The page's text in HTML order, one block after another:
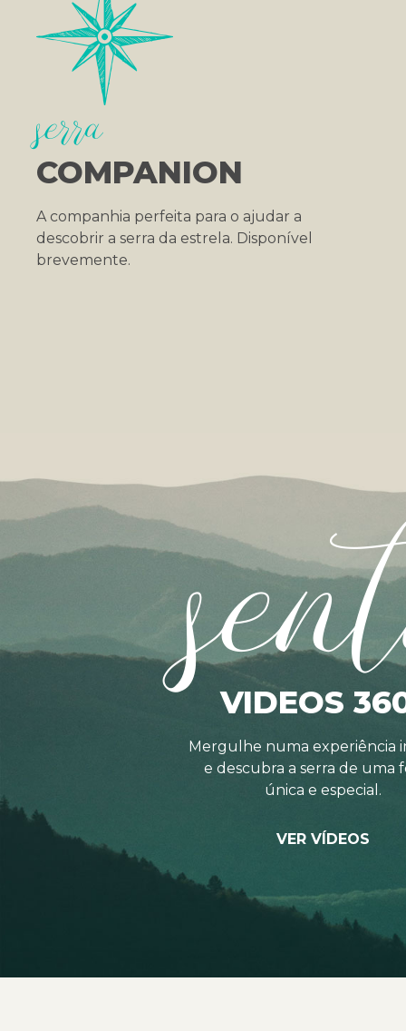
serra
COMPANION
A companhia perfeita para o ajudar a
descobrir a serra da estrela. Disponível
brevemente.
VIDEOS
Mergulhe numa experiência
e descubra a serra de uma
única e especial.
VER VÍDEOS